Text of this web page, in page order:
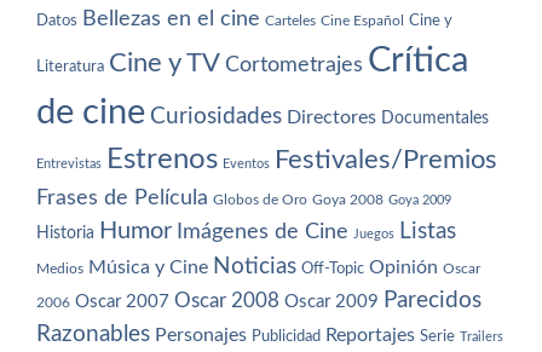
Datos Bellezas en el cine Carteles Cine Español Cine y
Literatura Cine y TV Cortometrajes Crítica
de cine Curiosidades Directores Documentales
Entrevistas Estrenos Eventos Festivales/Premios
Frases de Película Globos de Oro Goya 2008 Goya 2009
Historia Humor Imágenes de Cine Juegos Listas
Medios Música y Cine Noticias Off-Topic Opinión Oscar
2006 Oscar 2007 Oscar 2008 Oscar 2009 Parecidos
Razonables Personajes Publicidad Reportajes Serie Trailers